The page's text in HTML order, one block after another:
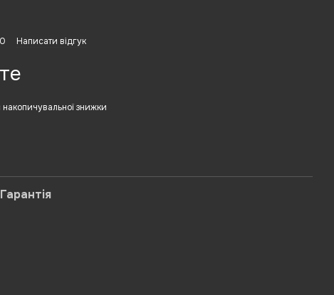
Написати відгук
знижки
Гарантія